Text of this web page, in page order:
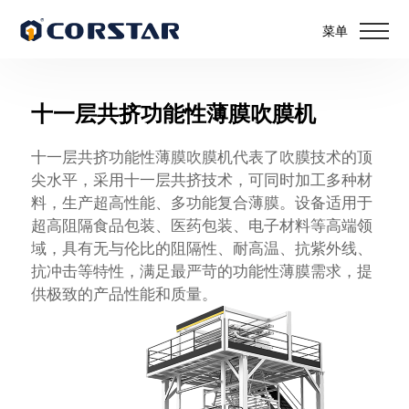
菜单
十一层共挤功能性薄膜吹膜机
十一层共挤功能性薄膜吹膜机代表了吹膜技术的顶
尖水平，采用十一层共挤技术，可同时加工多种材
料，生产超高性能、多功能复合薄膜。设备适用于
超高阻隔食品包装、医药包装、电子材料等高端领
域，具有无与伦比的阻隔性、耐高温、抗紫外线、
抗冲击等特性，满足最严苛的功能性薄膜需求，提
供极致的产品性能和质量。